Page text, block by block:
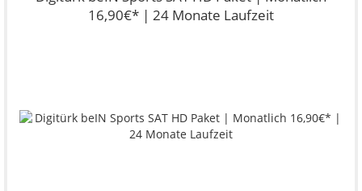
16,90€* | 24 Monate Laufzeit